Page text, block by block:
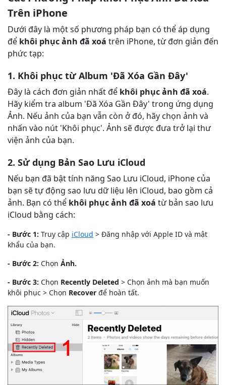
Trên iPhone
Dưới đây là một số phương pháp bạn có thể áp dụng
để khôi phục ảnh đã xoá trên iPhone, từ đơn giản đến
phức tạp:
1. Khôi phục từ Album 'Đã Xóa Gần Đây'
Đây là cách đơn giản nhất để khôi phục ảnh đã xoá.
Hãy kiểm tra album 'Đã Xóa Gần Đây' trong ứng dụng
Ảnh. Nếu ảnh của bạn vẫn còn ở đó, hãy chọn ảnh và
nhấn vào nút 'Khôi phục'. Ảnh sẽ được đưa trở lại thư
viện ảnh của bạn.
2. Sử dụng Bản Sao Lưu iCloud
Nếu bạn đã bật tính năng Sao Lưu iCloud, iPhone của
bạn sẽ tự động sao lưu dữ liệu lên iCloud, bao gồm cả
ảnh. Bạn có thể khôi phục ảnh đã xoá từ bản sao lưu
iCloud bằng cách:
- Bước 1: Truy cập iCloud > Đăng nhập với Apple ID và mật
khẩu của bạn.
- Bước 2: Chọn Ảnh.
- Bước 3: Chọn Recently Deleted > Chọn ảnh mà bạn muốn
khôi phục > Chọn Recover để hoàn tất.